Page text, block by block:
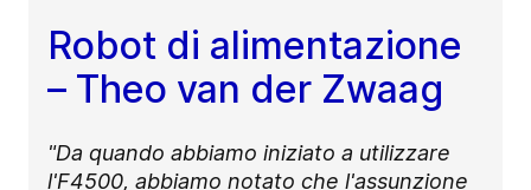
Robot di alimentazione
– Theo van der Zwaag
"Da quando abbiamo iniziato a utilizzare
l'F4500, abbiamo notato che l'assunzione